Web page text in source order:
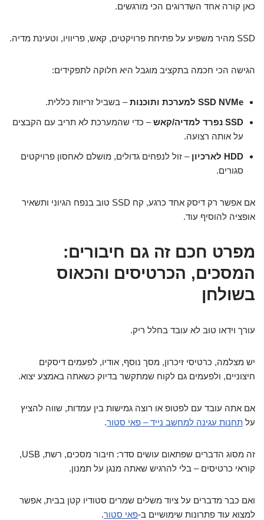
כאן קורה אחד השדרוגים הכי מורגשים.
SSD מהיר משפיע על פתיחת פרויקטים, קאש, פריוויו, וטעינת מדיה.
הגישה הכי חכמה בתקציב מוגבל היא חלוקה לתפקידים:
SSD NVMe למערכת ותוכנות
– בשביל זריזות כללית.
SSD נפרד למדיה/קאש
– כדי שהמערכת לא תריב עם הקבצים
על אותה רצועה.
HDD לארכיון
– זול לנפחים גדולים, מושלם לאחסון פרויקטים
סגורים.
אם אפשר רק דיסק אחד כרגע, קח SSD טוב בנפח הגיוני ותשאיר
אופציה להוסיף עוד.
מפרט חכם זה גם חיבורים:
המסכים, הכרטיסים והכאוס
בשולחן
עורך וידאו טוב לא עובד בחלל ריק.
יש מצלמה, כרטיסי זיכרון, מסך נוסף, אודיו, לפעמים דיסקים
חיצוניים, ולפעמים גם לקוח שמתקשר בדיוק כשאתה באמצע יצוא.
אם אתה עובד עם לפטופ או רוצה גמישות בין עמדות, שווה להציץ
על תחנות עגינה למחשב נייד – פאי סטור.
זה מסוג הדברים שפתאום עושים סדר: חיבור מסכים, רשת, USB,
קוראי כרטיסים – בלי להרגיש שאתה מנגן על תמנון.
ואם כבר מדברים על ציוד משלים שמרים סטודיו קטן בבית, אפשר
למצוא עוד פתרונות שימושיים ב-פאי סטור.